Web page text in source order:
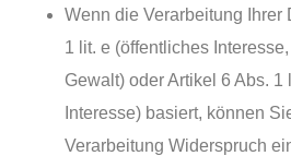
Wenn die Verarbeitung Ihrer
1 lit. e (öffentliches
Gewalt) oder Artikel 6 Abs. 1
Interesse) basiert, können
Verarbeitung Widerspruch